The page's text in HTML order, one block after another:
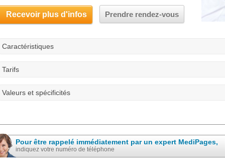
Recevoir plus d'infos Prendre rendez-vous
Caractéristiques
Tarifs
Valeurs et spécificités
Pour être rappelé immédiatement par un expert MediPages,
indiquez votre numéro de téléphone